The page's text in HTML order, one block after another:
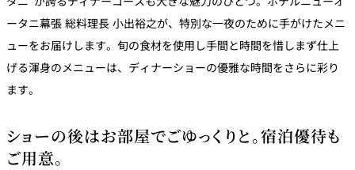
ータニ幕張 総料理長 小出裕之が、特別な一夜のために手がけたメニ
ューをお届けします。旬の食材を使用し手間と時間を惜しまず仕上
げる渾身のメニューは、ディナーショーの優雅な時間をさらに彩り
ます。
ショーの後はお部屋でごゆっくりと。宿泊優待も
ご用意。